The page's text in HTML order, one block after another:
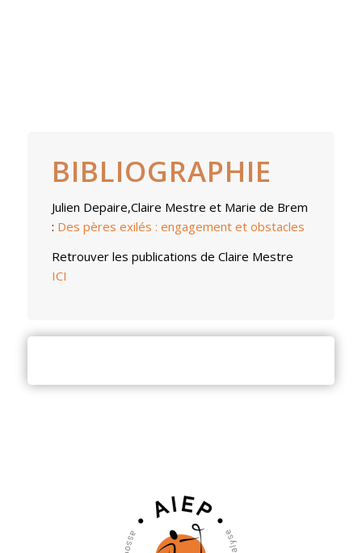
BIBLIOGRAPHIE
Julien Depaire,Claire Mestre etMarie de Brem
: Des pères exilés : engagement et obstacles
Retrouver les publications de Claire Mestre
ICI